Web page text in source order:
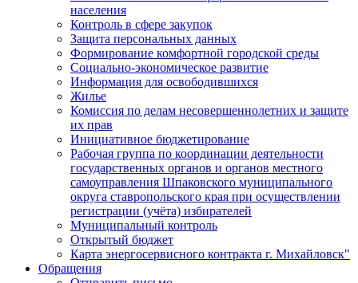
населения
Контроль в сфере закупок
Защита персональных данных
Формирование комфортной городской среды
Социально-экономическое развитие
Информация для освободившихся
Жилье
Комиссия по делам несовершеннолетних и защите
их прав
Инициативное бюджетирование
Рабочая группа по координации деятельности
государственных органов и органов местного
самоуправления Шпаковского муниципального
округа ставропольского края при осуществлении
регистрации (учёта) избирателей
Муниципальный контроль
Открытый бюджет
Карта энергосервисного контракта г. Михайловск"
Обращения